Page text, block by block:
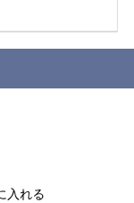
入れる